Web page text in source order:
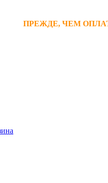
ПРЕЖДЕ, ЧЕМ